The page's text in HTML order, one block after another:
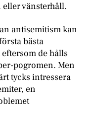
vänsterhåll.
antisemitism kan
bästa
de hålls
pogromen. Men
tycks intressera
en